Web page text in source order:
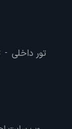
تور داخلی